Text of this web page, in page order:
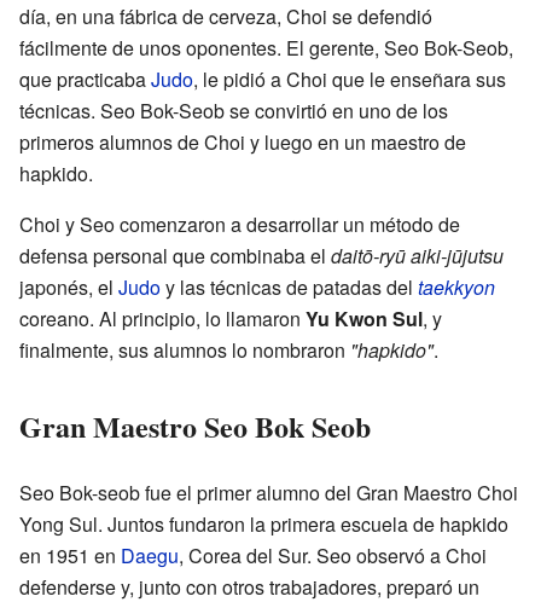
día, en una fábrica de cerveza, Choi se defendió
fácilmente de unos oponentes. El gerente, Seo Bok-Seob,
que practicabaJudo, le pidió a Choi que le enseñara sus
técnicas. Seo Bok-Seob se convirtió en uno de los
primeros alumnos de Choi y luego en un maestro de
hapkido.
Choi y Seo comenzaron a desarrollar un método de
defensa personal que combinaba el daitō-ryū aiki-jūjutsu
japonés, el Judoy las técnicas de patadas del taekkyon
coreano. Al principio, lo llamaron Yu Kwon Sul, y
finalmente, sus alumnos lo nombraron "hapkido".
Gran Maestro Seo Bok Seob
Seo Bok-seob fue el primer alumno del Gran Maestro Choi
Yong Sul. Juntos fundaron la primera escuela de hapkido
en 1951 en Daegu, Corea del Sur. Seo observó a Choi
defenderse y, junto con otros trabajadores, preparó un